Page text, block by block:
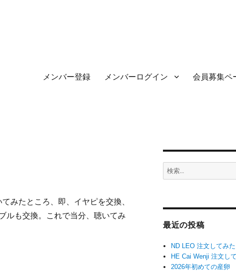
メンバー登録 メンバーログイン 会員募集ペ
みたところ、即、イヤピを交換、
ルも交換。これで当分、聴いてみ
検
索:
最近の投稿
ND LEO 注文してみた
HE Cai Wenji 注文し
2026年初めての産卵